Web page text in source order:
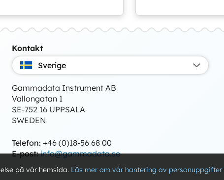
på vår hemsida. Läs mer om vår hantering av personuppgifter
Kontakt
Sverige
Gammadata Instrument AB
Vallongatan 1
SE-752 16 UPPSALA
SWEDEN
Telefon: +46 (0)18-56 68 00
E-post: info@gammadata.se